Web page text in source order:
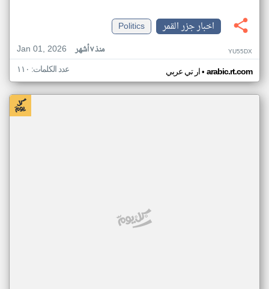
اخبار جزر القمر
Politics
Jan 01, 2026
منذ ٧ أشهر YU55DX
ار تي عربي• arabic.rt.com عدد الكلمات: ١١٠